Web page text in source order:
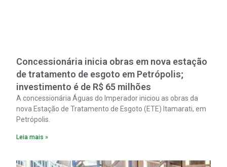
Concessionária inicia obras em nova estação
de tratamento de esgoto em Petrópolis;
investimento é de R$ 65 milhões
A concessionária Águas do Imperador iniciou as obras da
nova Estação de Tratamento de Esgoto (ETE) Itamarati, em
Petrópolis.
Leia mais »